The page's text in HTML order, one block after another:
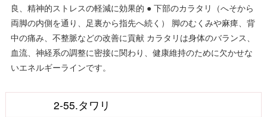
良、精神的ストレスの軽減に効果的 ● 下部のカラタリ（へそから
両脚の内側を通り、足裏から指先へ続く） 脚のむくみや麻痺、背
中の痛み、不整脈などの改善に貢献 カラタリは身体のバランス、
血流、神経系の調整に密接に関わり、健康維持のために欠かせな
いエネルギーラインです。
2-55.タワリ